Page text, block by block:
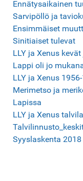
Ennätysaikainen
Sarvipöllö ja
Ensimmäiset
Sinitiaiset tulevat
LLY ja Xenus
Lappi oli jo
LLY ja Xenus
Merimetso ja
Lapissa
LLY ja Xenus
Syyslaskenta 2018